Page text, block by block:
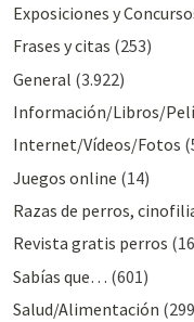
Exposiciones y
Frases y citas (253)
General (3.922)
Información/Libros/
Internet/Vídeos/Fotos
Juegos online (14)
Razas de perros,
Revista gratis perros
Sabías que… (601)
Salud/Alimentación